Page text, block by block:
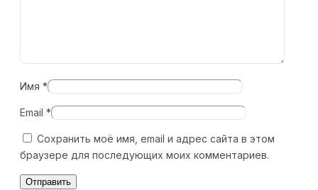
Имя *
Email *
Сохранить моё имя, email и адрес сайта в этом
браузере для последующих моих комментариев.